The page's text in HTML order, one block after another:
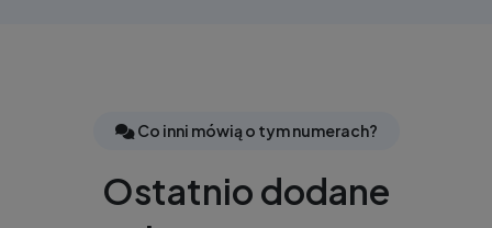
Co inni mówią o tym numerach?
Ostatnio dodane